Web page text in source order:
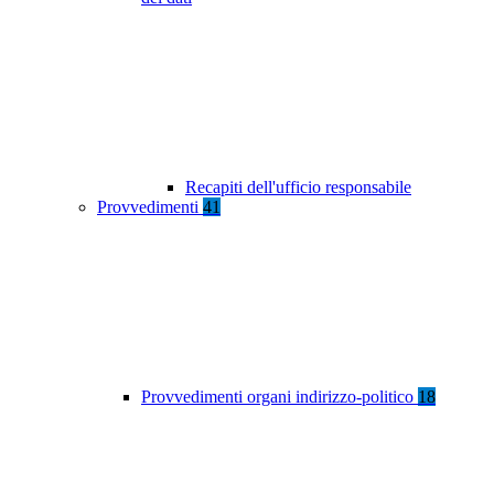
Recapiti dell'ufficio responsabile
Provvedimenti 41
Provvedimenti organi indirizzo-politico 18